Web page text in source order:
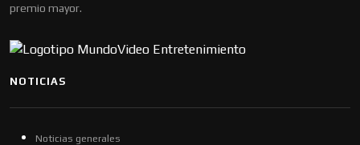
premio mayor.
NOTICIAS
Noticias generales